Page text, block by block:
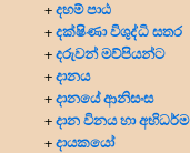
+දහම් පාඨ
+දක්ෂිණා විශුද්ධි සතර
+දරුවන් මව්පියන්ට
+දානය
+දානයේ ආනිසංස
+දාන විනය හා අභිධර්ම
+දායකයෝ